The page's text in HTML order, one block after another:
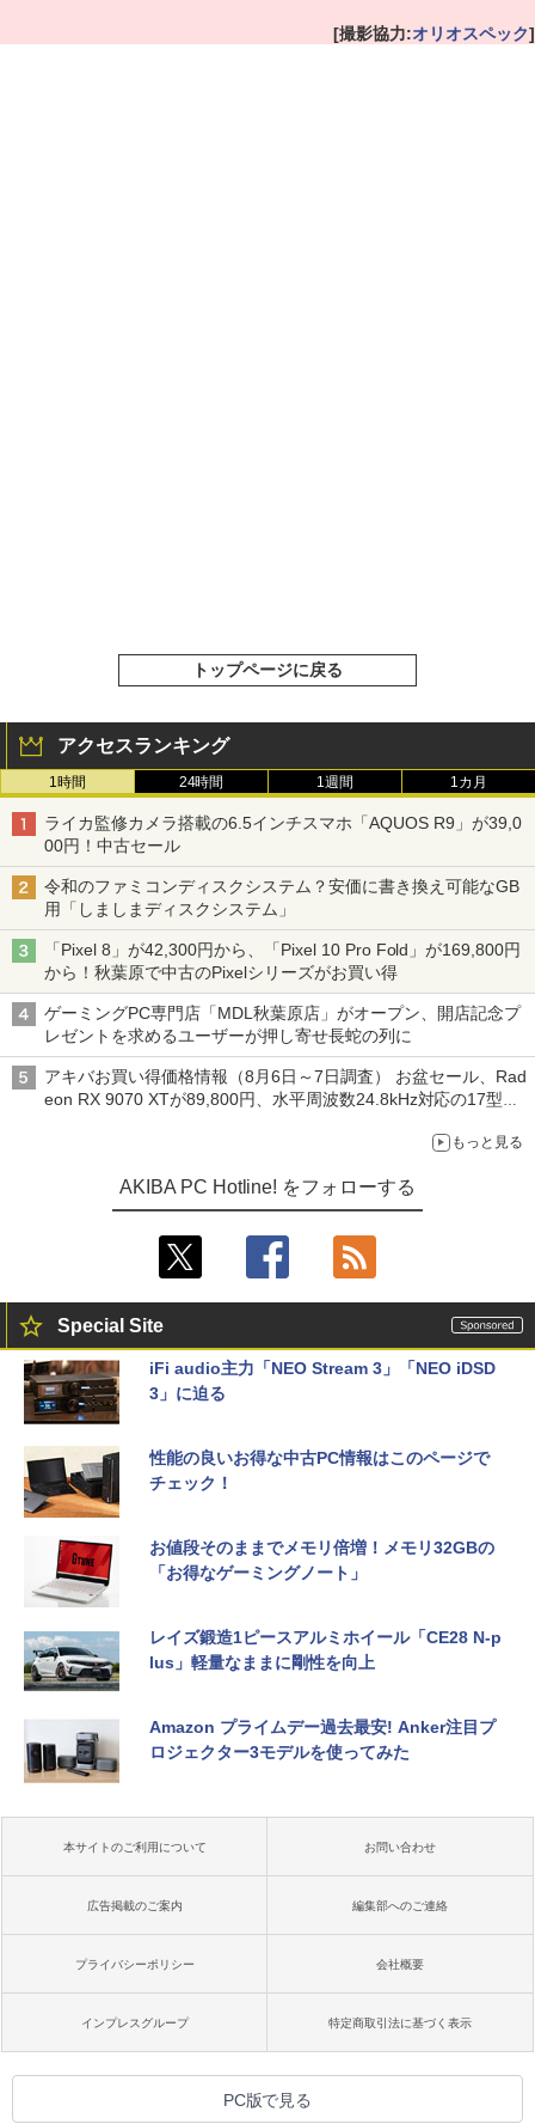
[撮影協力:オリオスペック]
トップページに戻る
アクセスランキング
1時間 24時間 1週間 1カ月
ライカ監修カメラ搭載の6.5インチスマホ「AQUOS R9」が39,0
00円！中古セール
令和のファミコンディスクシステム？安価に書き換え可能なGB
用「しましまディスクシステム」
「Pixel 8」が42,300円から、「Pixel 10 Pro Fold」が169,800円
から！秋葉原で中古のPixelシリーズがお買い得
ゲーミングPC専門店「MDL秋葉原店」がオープン、開店記念プ
レゼントを求めるユーザーが押し寄せ長蛇の列に
アキバお買い得価格情報（8月6日～7日調査） お盆セール、Rad
eon RX 9070 XTが89,800円、水平周波数24.8kHz対応の17型モ
もっと見る
AKIBA PC Hotline! をフォローする
Special Site
iFi audio主力「NEO Stream 3」「NEO iDSD
3」に迫る
性能の良いお得な中古PC情報はこのページで
チェック！
お値段そのままでメモリ倍増！メモリ32GBの
「お得なゲーミングノート」
レイズ鍛造1ピースアルミホイール「CE28 N-p
lus」軽量なままに剛性を向上
Amazon プライムデー過去最安! Anker注目プ
ロジェクター3モデルを使ってみた
本サイトのご利用について お問い合わせ
広告掲載のご案内 編集部へのご連絡
プライバシーポリシー 会社概要
インプレスグループ 特定商取引法に基づく表示
PC版で見る